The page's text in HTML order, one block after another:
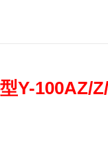
Y-100AZ/